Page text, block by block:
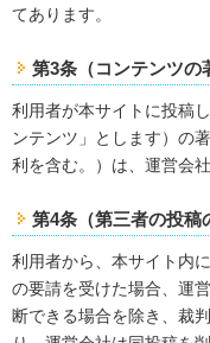
てあります。
第3条（コンテンツの
利用者が本サイトに投稿
ンテンツ」とします）の
利を含む。）は、運営会
第4条（第三者の投稿
利用者から、本サイト内
の要請を受けた場合、運
断できる場合を除き、裁